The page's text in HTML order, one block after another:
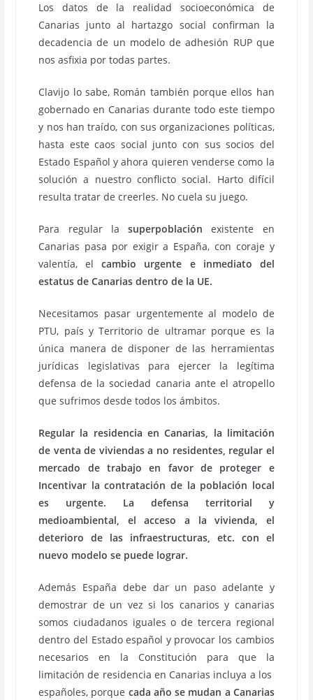
Los datos de la realidad socioeconómica de
Canarias junto al hartazgo social confirman la
decadencia de un modelo de adhesión RUP que
nos asfixia por todas partes.
Clavijo lo sabe, Román también porque ellos han
gobernado en Canarias durante todo este tiempo
y nos han traído, con sus organizaciones políticas,
hasta este caos social junto con sus socios del
Estado Español y ahora quieren venderse como la
solución a nuestro conflicto social. Harto difícil
resulta tratar de creerles. No cuela su juego.
Para regular lasuperpoblación existente en
Canarias pasa por exigir a España, con coraje y
valentía, elcambio urgente e inmediato del
estatus de Canarias dentro de la UE.
Necesitamos pasar urgentemente al modelo de
PTU, país y Territorio de ultramar porque es la
única manera de disponer de las herramientas
jurídicas legislativas para ejercer la legítima
defensa de la sociedad canaria ante el atropello
que sufrimos desde todos los ámbitos.
Regular la residencia en Canarias, la limitación
de venta de viviendas a no residentes, regular el
mercado de trabajo en favor de proteger e
Incentivar la contratación de la población local
es urgente. La defensa territorial y
medioambiental, el acceso a la vivienda, el
deterioro de las infraestructuras, etc. con el
nuevo modelo se puede lograr.
Además España debe dar un paso adelante y
demostrar de un vez si los canarios y canarias
somos ciudadanos iguales o de tercera regional
dentro del Estado español y provocar los cambios
necesarios en la Constitución para que la
limitación de residencia en Canarias incluya a los
españoles, porque cada año se mudan a Canarias